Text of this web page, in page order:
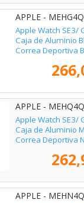
APPLE -
Apple Watch SE3/
Caja de Aluminio
Correa Deportiva
APPLE -
Apple Watch SE3/
Caja de Aluminio
Correa Deportiva
APPLE -